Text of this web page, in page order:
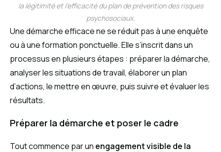
la légitimité et l’efficacité du plan de prévention des risques
psychosociaux.
Une démarche efficace ne se réduit pas à une enquête
ou à une formation ponctuelle. Elle s’inscrit dans un
processus en plusieurs étapes : préparer la démarche,
analyser les situations de travail, élaborer un plan
d’actions, le mettre en œuvre, puis suivre et évaluer les
résultats.
Préparer la démarche et poser le cadre
Tout commence par un engagement visible de la